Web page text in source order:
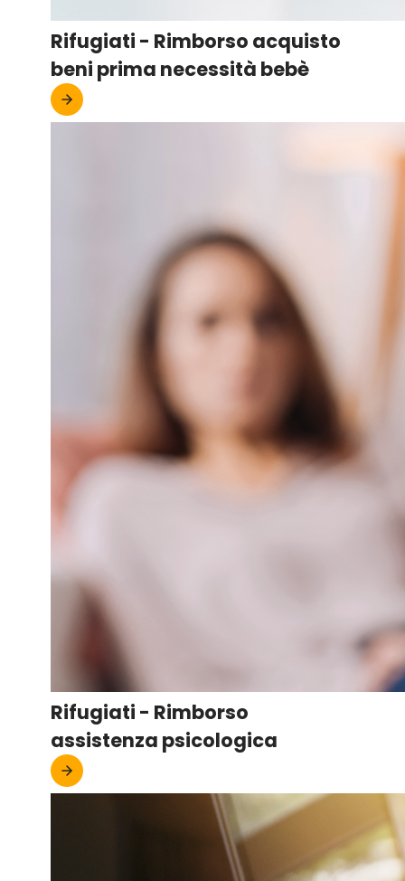
Rifugiati - Rimborso acquisto
beni prima necessità bebè
Rifugiati - Rimborso
assistenza psicologica